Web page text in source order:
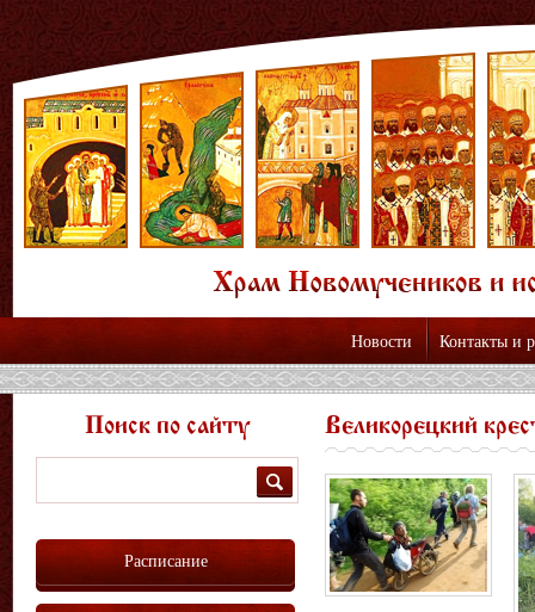
Новости Контакты и
Великорецкий
Поиск по сайту
Расписание